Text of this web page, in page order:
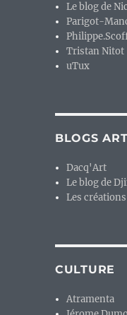
Le blog de
Parigot-
Tristan Nitot
uTux
BLOGS
Dacq'Art
Le blog de
Les créations
CULTURE
Atramenta